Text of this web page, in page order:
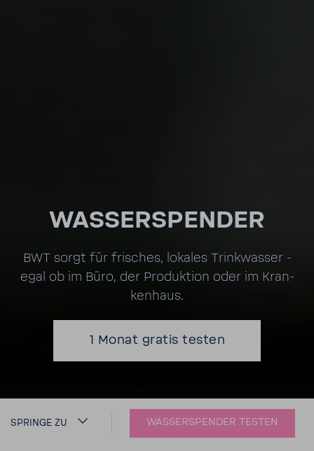
WASSER­SPENDER
BWT sorgt für frisches, lokales Trink­wasser -
egal ob im Büro, der Produk­tion oder im Kran­
ken­haus.
1 Monat gratis testen
SPRINGE ZU WASSERSPENDER TESTEN